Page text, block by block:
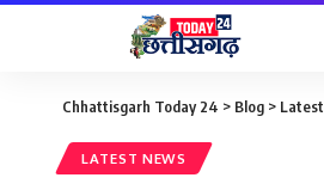
Chhattisgarh Today 24 > Blog >
LATEST NEWS